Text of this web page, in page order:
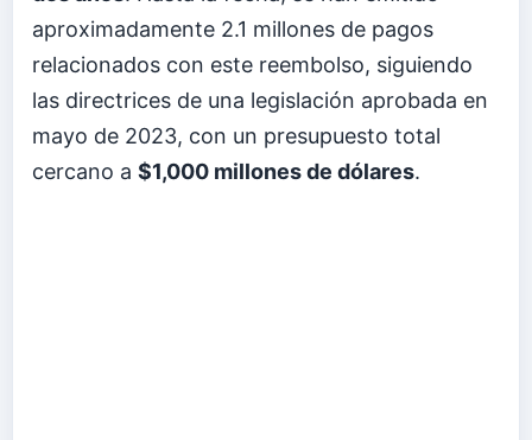
aproximadamente 2.1 millones de pagos
relacionados con este reembolso, siguiendo
las directrices de una legislación aprobada en
mayo de 2023, con un presupuesto total
cercano a $1,000 millones de dólares.